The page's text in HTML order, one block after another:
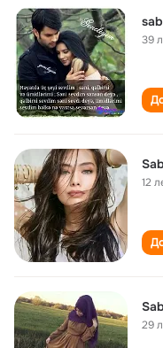
39
12
29